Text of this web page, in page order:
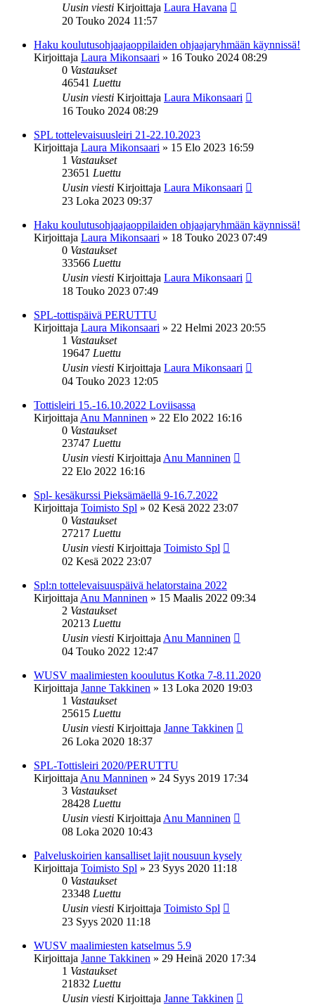
Uusin viesti Kirjoittaja Laura Havana
20 Touko 2024 11:57
Haku koulutusohjaajaoppilaiden ohjaajaryhmään käynnissä!
Kirjoittaja Laura Mikonsaari » 16 Touko 2024 08:29
0 Vastaukset
46541 Luettu
Uusin viesti Kirjoittaja Laura Mikonsaari
16 Touko 2024 08:29
SPL tottelevaisuusleiri 21-22.10.2023
Kirjoittaja Laura Mikonsaari » 15 Elo 2023 16:59
1 Vastaukset
23651 Luettu
Uusin viesti Kirjoittaja Laura Mikonsaari
23 Loka 2023 09:37
Haku koulutusohjaajaoppilaiden ohjaajaryhmään käynnissä!
Kirjoittaja Laura Mikonsaari » 18 Touko 2023 07:49
0 Vastaukset
33566 Luettu
Uusin viesti Kirjoittaja Laura Mikonsaari
18 Touko 2023 07:49
SPL-tottispäivä PERUTTU
Kirjoittaja Laura Mikonsaari » 22 Helmi 2023 20:55
1 Vastaukset
19647 Luettu
Uusin viesti Kirjoittaja Laura Mikonsaari
04 Touko 2023 12:05
Tottisleiri 15.-16.10.2022 Loviisassa
Kirjoittaja Anu Manninen » 22 Elo 2022 16:16
0 Vastaukset
23747 Luettu
Uusin viesti Kirjoittaja Anu Manninen
22 Elo 2022 16:16
Spl- kesäkurssi Pieksämäellä 9-16.7.2022
Kirjoittaja Toimisto Spl » 02 Kesä 2022 23:07
0 Vastaukset
27217 Luettu
Uusin viesti Kirjoittaja Toimisto Spl
02 Kesä 2022 23:07
Spl:n tottelevaisuuspäivä helatorstaina 2022
Kirjoittaja Anu Manninen » 15 Maalis 2022 09:34
2 Vastaukset
20213 Luettu
Uusin viesti Kirjoittaja Anu Manninen
04 Touko 2022 12:47
WUSV maalimiesten kooulutus Kotka 7-8.11.2020
Kirjoittaja Janne Takkinen » 13 Loka 2020 19:03
1 Vastaukset
25615 Luettu
Uusin viesti Kirjoittaja Janne Takkinen
26 Loka 2020 18:37
SPL-Tottisleiri 2020/PERUTTU
Kirjoittaja Anu Manninen » 24 Syys 2019 17:34
3 Vastaukset
28428 Luettu
Uusin viesti Kirjoittaja Anu Manninen
08 Loka 2020 10:43
Palveluskoirien kansalliset lajit nousuun kysely
Kirjoittaja Toimisto Spl » 23 Syys 2020 11:18
0 Vastaukset
23348 Luettu
Uusin viesti Kirjoittaja Toimisto Spl
23 Syys 2020 11:18
WUSV maalimiesten katselmus 5.9
Kirjoittaja Janne Takkinen » 29 Heinä 2020 17:34
1 Vastaukset
21832 Luettu
Uusin viesti Kirjoittaja Janne Takkinen